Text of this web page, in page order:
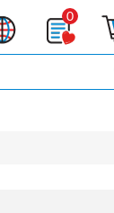
0